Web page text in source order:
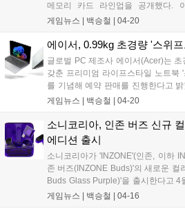
메모리 카드 라인업을 공개했다.
Extreme PRO CFexpress 4.0 Type
V60 및 V90 카드로 구성되며, 고해상
과 용량을 제공한다....
게임뉴스 | 백승철 04-20
에이서, 0.99kg 초경량 '스위
글로벌 PC 제조사 에이서(Acer)는
갖춘 프리미엄 라이프스타일 노트북
를 기념해 예약 판매를 진행한다고
코어 울트라 시리즈 3(코드명
가 통합된 차세대 아키텍처를 기반으
효율을 동시에 강화한 것이 특징이다.
콘텐츠 제작 등 다양한 AI 작업을 빠
전력 효율 기반 설계를 통해 장시간
를 제공한다....
게임뉴스 | 백승철 04-20
소니코리아, 인존 버즈 신규
에디션 출시
소니코리아가 'INZONE'(인존, 이하
존 버즈(INZONE Buds)'의 새로운 컬
Buds Glass Purple)'을 출시한다고
인 인존 버즈는 출시 8개월 만에 누적
게임뉴스 | 백승철 04-16